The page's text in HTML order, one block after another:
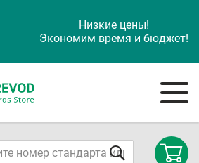
Низкие цены!
Экономим время и бюджет!